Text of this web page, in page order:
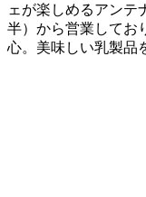
ェが楽しめるアンテ
半）から営業してお
心。美味しい乳製品